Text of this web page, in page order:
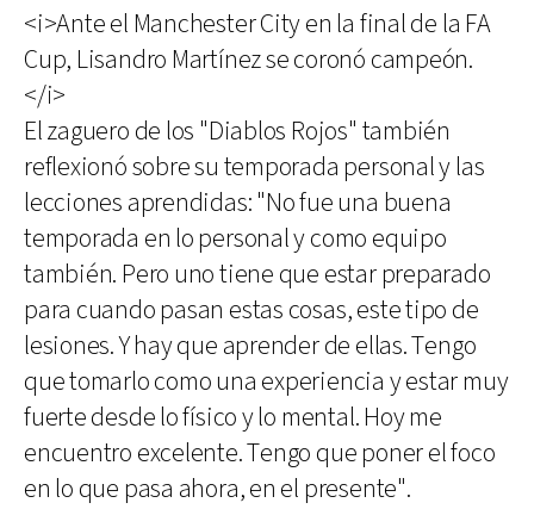
<i>Ante el Manchester City en la final de la FA
Cup, Lisandro Martínez se coronó campeón.
</i>
El zaguero de los "Diablos Rojos" también
reflexionó sobre su temporada personal y las
lecciones aprendidas: "No fue una buena
temporada en lo personal y como equipo
también. Pero uno tiene que estar preparado
para cuando pasan estas cosas, este tipo de
lesiones. Y hay que aprender de ellas. Tengo
que tomarlo como una experiencia y estar muy
fuerte desde lo físico y lo mental. Hoy me
encuentro excelente. Tengo que poner el foco
en lo que pasa ahora, en el presente".